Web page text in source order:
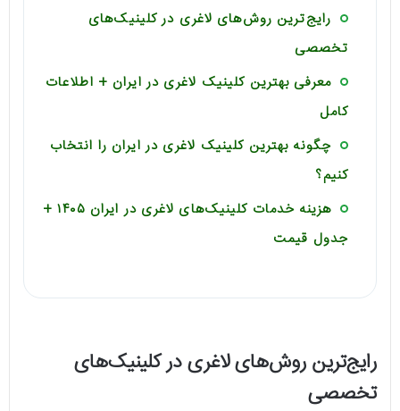
رایج‌ترین روش‌های لاغری در کلینیک‌های
تخصصی
معرفی بهترین کلینیک لاغری در ایران + اطلاعات
کامل
چگونه بهترین کلینیک لاغری در ایران را انتخاب
کنیم؟
هزینه خدمات کلینیک‌های لاغری در ایران ۱۴۰۵ +
جدول قیمت
رایج‌ترین روش‌های لاغری در کلینیک‌های
تخصصی